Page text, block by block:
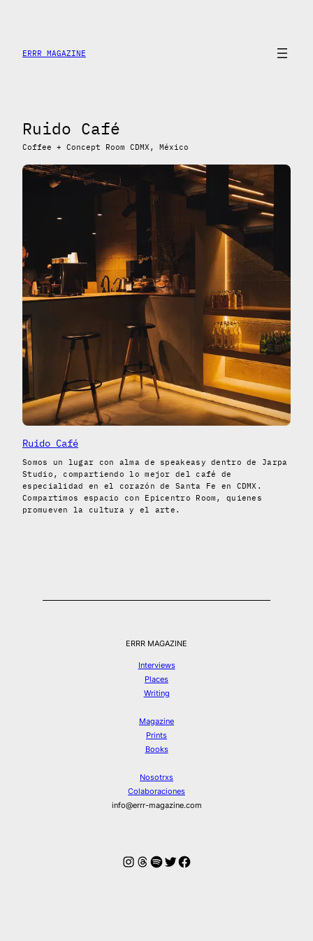
contenido
ERRR MAGAZINE
Ruido Café
Coffee + Concept Room CDMX, México
Ruido Café
Somos un lugar con alma de speakeasy dentro de Jarpa
Studio, compartiendo lo mejor del café de
especialidad en el corazón de Santa Fe en CDMX.
Compartimos espacio con Epicentro Room, quienes
promueven la cultura y el arte.
ERRR MAGAZINE
Interviews
Places
Writing
Magazine
Prints
Books
Nosotrxs
Colaboraciones
info@errr-magazine.com
Instagram
Hilos
Spotify
Twitter
Facebook